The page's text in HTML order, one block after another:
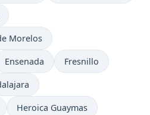
Morelos
Ensenada Fresnillo
Heroica Guaymas